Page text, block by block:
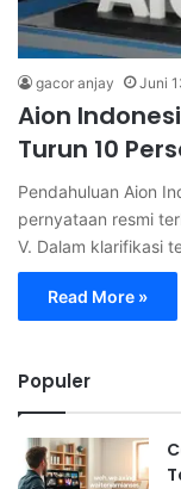
gacor anjay Juni
Aion
Turun 10
Pendahuluan Aion
pernyataan resmi
V. Dalam klarifikasi
Read More »
Populer